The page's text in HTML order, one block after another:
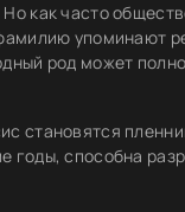
как часто
упоминают
род может
становятся
годы, способна